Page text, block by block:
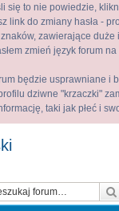
się to nie powiedzie,
link do zmiany hasła -
zawierające
zmień język forum
będzie usprawniane i
dziwne "krzaczki"
taki jak płeć i